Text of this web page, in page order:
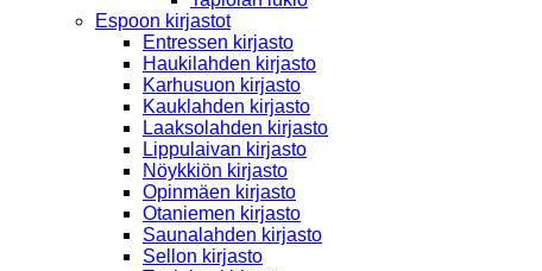
Espoon kirjastot
Entressen kirjasto
Haukilahden kirjasto
Karhusuon kirjasto
Kauklahden kirjasto
Laaksolahden kirjasto
Lippulaivan kirjasto
Nöykkiön kirjasto
Opinmäen kirjasto
Otaniemen kirjasto
Saunalahden kirjasto
Sellon kirjasto